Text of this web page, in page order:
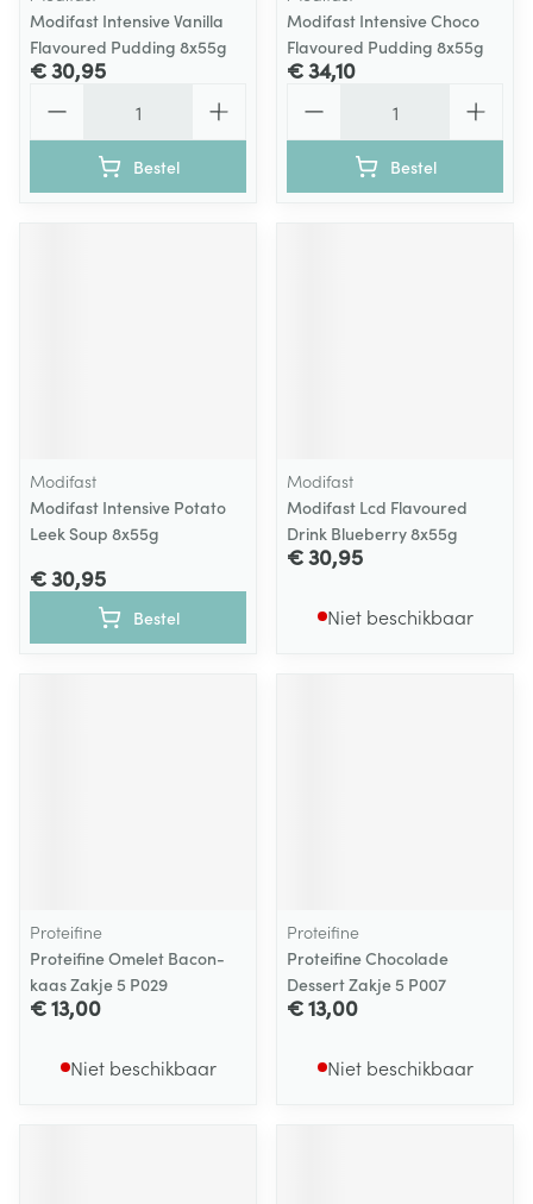
Modifast Intensive Vanilla
Flavoured Pudding 8x55g
€ 30,95
Bestel
Modifast Intensive Choco
Flavoured Pudding 8x55g
€ 34,10
Bestel
Modifast
Modifast Intensive Potato
Leek Soup 8x55g
€ 30,95
Bestel
Modifast
Modifast Lcd Flavoured
Drink Blueberry 8x55g
€ 30,95
Niet beschikbaar
Proteifine
Proteifine Omelet Bacon-
kaas Zakje 5 P029
€ 13,00
Niet beschikbaar
Proteifine
Proteifine Chocolade
Dessert Zakje 5 P007
€ 13,00
Niet beschikbaar